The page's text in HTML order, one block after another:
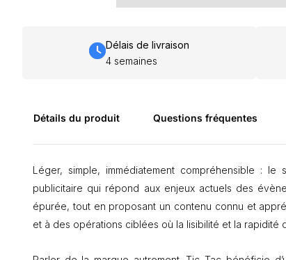
Délais de livraison
4 semaines
Détails du produit Questions fréquentes
Léger, simple, immédiatement compréhensible :
publicitaire qui répond aux enjeux actuels des
épurée, tout en proposant un contenu connu et
et à des opérations ciblées où la lisibilité et la rapidité